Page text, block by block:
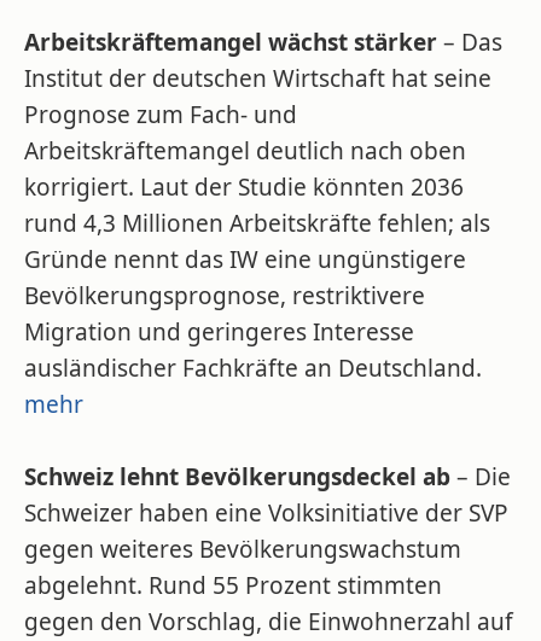
Arbeitskräftemangel wächst stärker– Das
Institut der deutschen Wirtschaft hat seine
Prognose zum Fach- und
Arbeitskräftemangel deutlich nach oben
korrigiert. Laut der Studie könnten 2036
rund 4,3 Millionen Arbeitskräfte fehlen; als
Gründe nennt das IW eine ungünstigere
Bevölkerungsprognose, restriktivere
Migration und geringeres Interesse
ausländischer Fachkräfte an Deutschland.
mehr
Schweiz lehnt Bevölkerungsdeckel ab– Die
Schweizer haben eine Volksinitiative der SVP
gegen weiteres Bevölkerungswachstum
abgelehnt. Rund 55 Prozent stimmten
gegen den Vorschlag, die Einwohnerzahl auf